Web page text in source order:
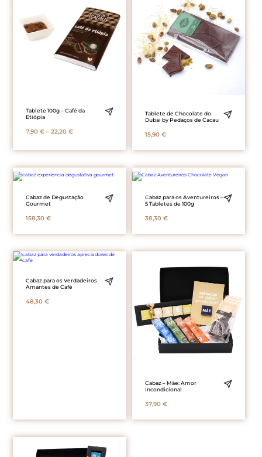
Tablete 100g – Café da
Etiópia
7,90€ – 22,20€Price
through
Tablete de Chocolate do
Dubai by Pedaços de Cacau
15,90 €
Cabaz de Degustação
Gourmet
158,30€
Cabaz para os Aventureiros –
5 Tabletes de 100g
38,30 €
Cabaz para os Verdadeiros
Amantes de Café
48,30€
Cabaz – Mãe: Amor
Incondicional
37,90 €